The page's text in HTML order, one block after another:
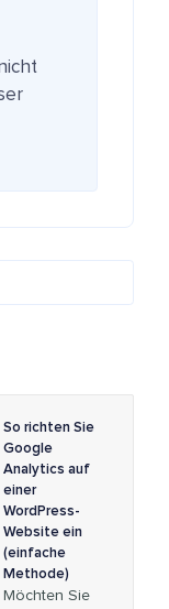
So richten Sie
Google
Analytics auf
einer
WordPress-
Website ein
(einfache
Methode)
Möchten Sie